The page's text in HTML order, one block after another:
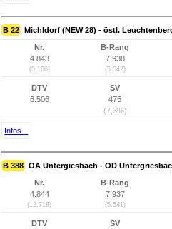
B 22 Michldorf (NEW 28) - östl.
Nr.
4.843
(5.166)
B-Rang
7.938
(5.542)
DTV
6.506
SV
475
(7,3%)
Infos...
B 388 OA Untergiesbach - OD
Nr.
4.844
(12.718)
B-Rang
7.937
(5.541)
DTV
SV